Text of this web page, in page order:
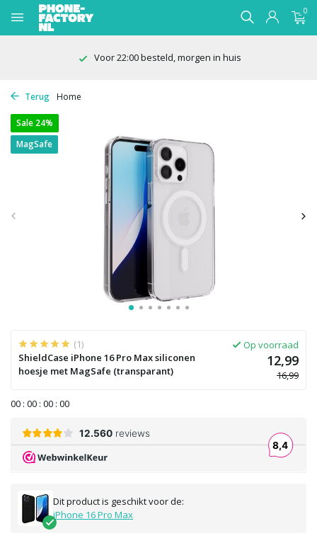
0
100 dagen bedenktijd
Terug Home
Sale 24%
MagSafe
(1)
ShieldCase iPhone 16 Pro Max siliconen
hoesje met MagSafe (transparant)
Op voorraad
12,99
16,99
00 : 00 : 00 : 00
Dit product is geschikt voor de:
iPhone 16 Pro Max